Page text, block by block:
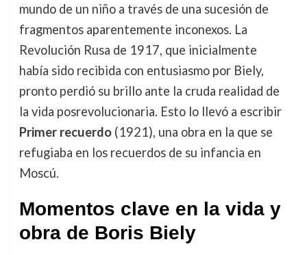
mundo de un niño a través de una sucesión de
fragmentos aparentemente inconexos. La
Revolución Rusa de 1917, que inicialmente
había sido recibida con entusiasmo por Biely,
pronto perdió su brillo ante la cruda realidad de
la vida posrevolucionaria. Esto lo llevó a escribir
Primer recuerdo(1921), una obra en la que se
refugiaba en los recuerdos de su infancia en
Moscú.
Momentos clave en la vida y
obra de Boris Biely